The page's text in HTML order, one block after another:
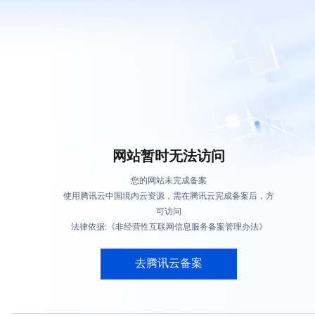
网站暂时无法访问
您的网站未完成备案
使用腾讯云中国境内云资源，需在腾讯云完成备案后，方
可访问
法律依据:《非经营性互联网信息服务备案管理办法》
去腾讯云备案